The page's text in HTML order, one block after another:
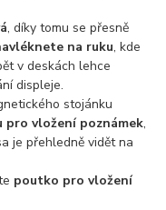
, díky tomu se přesně
na ruku, kde
v deskách lehce
displeje.
stojánku
pro vložení poznámek,
je přehledně vidět na
poutko pro vložení